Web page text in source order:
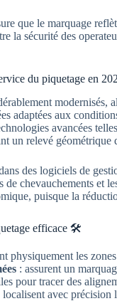
que le marquage
la sécurité des
du piquetage en
adaptées aux
avancées
un relevé géométrique
des logiciels de
chevauchements et
puisque la
efficace 🛠️
physiquement les
: assurent un
pour tracer des
localisent avec précision